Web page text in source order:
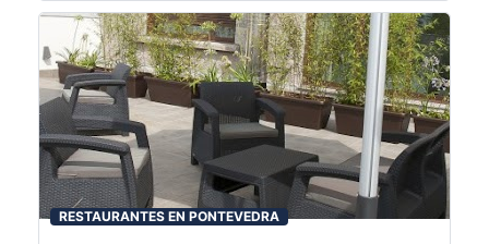
RESTAURANTES EN PONTEVEDRA